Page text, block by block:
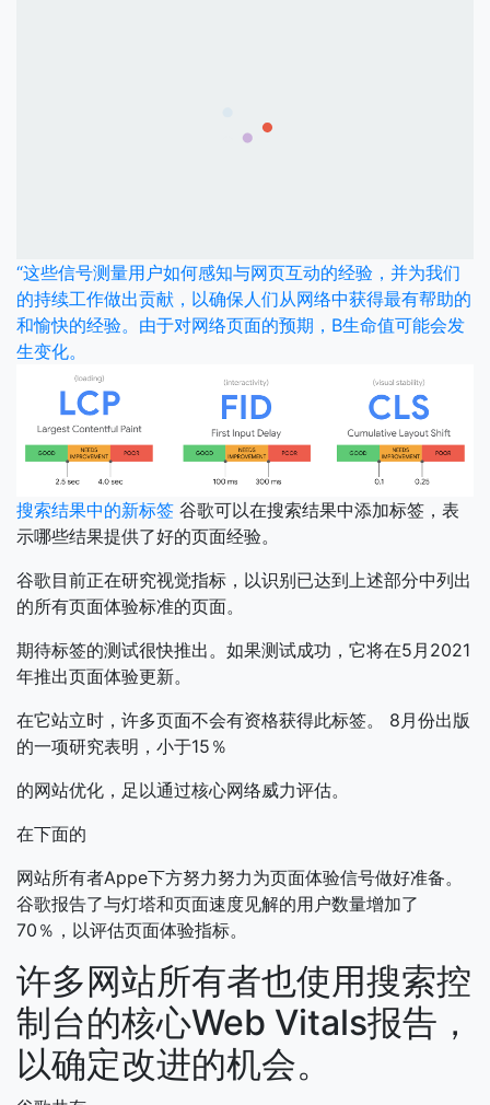
“这些信号测量用户如何感知与网页互动的经验，并为我们
的持续工作做出贡献，以确保人们从网络中获得最有帮助的
和愉快的经验。由于对网络页面的预期，B生命值可能会发
生变化。
搜索结果中的新标签 谷歌可以在搜索结果中添加标签，表
示哪些结果提供了好的页面经验。
谷歌目前正在研究视觉指标，以识别已达到上述部分中列出
的所有页面体验标准的页面。
期待标签的测试很快推出。如果测试成功，它将在5月2021
年推出页面体验更新。
在它站立时，许多页面不会有资格获得此标签。 8月份出版
的一项研究表明，小于15％
的网站优化，足以通过核心网络威力评估。
在下面的
网站所有者Appe下方努力努力为页面体验信号做好准备。
谷歌报告了与灯塔和页面速度见解的用户数量增加了
70％，以评估页面体验指标。
许多网站所有者也使用搜索控
制台的核心Web Vitals报告，
以确定改进的机会。